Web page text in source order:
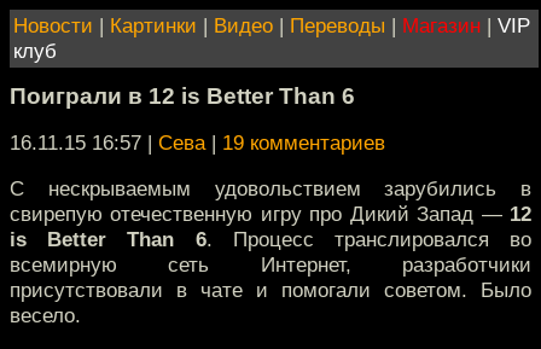
Новости | Картинки | Видео | Переводы | Магазин | VIP
клуб
Поиграли в 12 is Better Than 6
16.11.15 16:57 | Сева| 19 комментариев
С нескрываемым удовольствием зарубились в
свирепую отечественную игру про Дикий Запад — 12
is Better Than 6. Процесс транслировался во
всемирную сеть Интернет, разработчики
присутствовали в чате и помогали советом. Было
весело.